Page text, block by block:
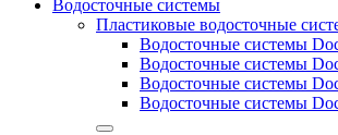
Водосточные системы
Пластиковые водосточные
Водосточные системы
Водосточные системы
Водосточные системы
Водосточные системы